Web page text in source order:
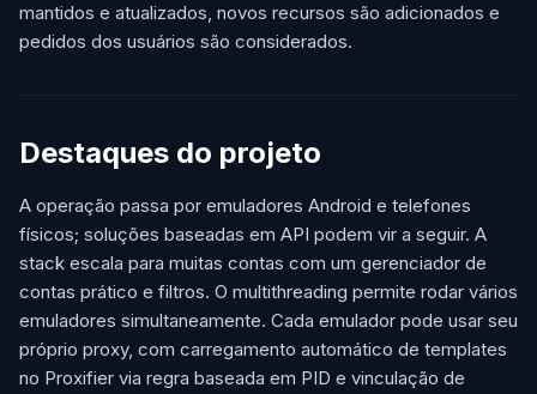
mantidos e atualizados, novos recursos são adicionados e
pedidos dos usuários são considerados.
Destaques do projeto
A operação passa por emuladores Android e telefones
físicos; soluções baseadas em API podem vir a seguir. A
stack escala para muitas contas com um gerenciador de
contas prático e filtros. O multithreading permite rodar vários
emuladores simultaneamente. Cada emulador pode usar seu
próprio proxy, com carregamento automático de templates
no Proxifier via regra baseada em PID e vinculação de